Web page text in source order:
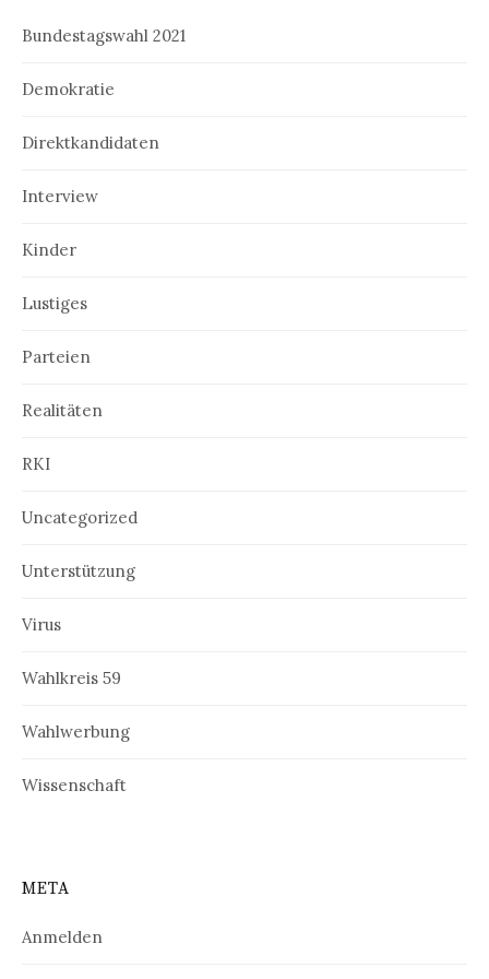
Bundestagswahl 2021
Demokratie
Direktkandidaten
Interview
Kinder
Lustiges
Parteien
Realitäten
RKI
Uncategorized
Unterstützung
Virus
Wahlkreis 59
Wahlwerbung
Wissenschaft
META
Anmelden